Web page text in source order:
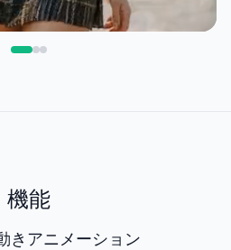
機能
きアニメーション